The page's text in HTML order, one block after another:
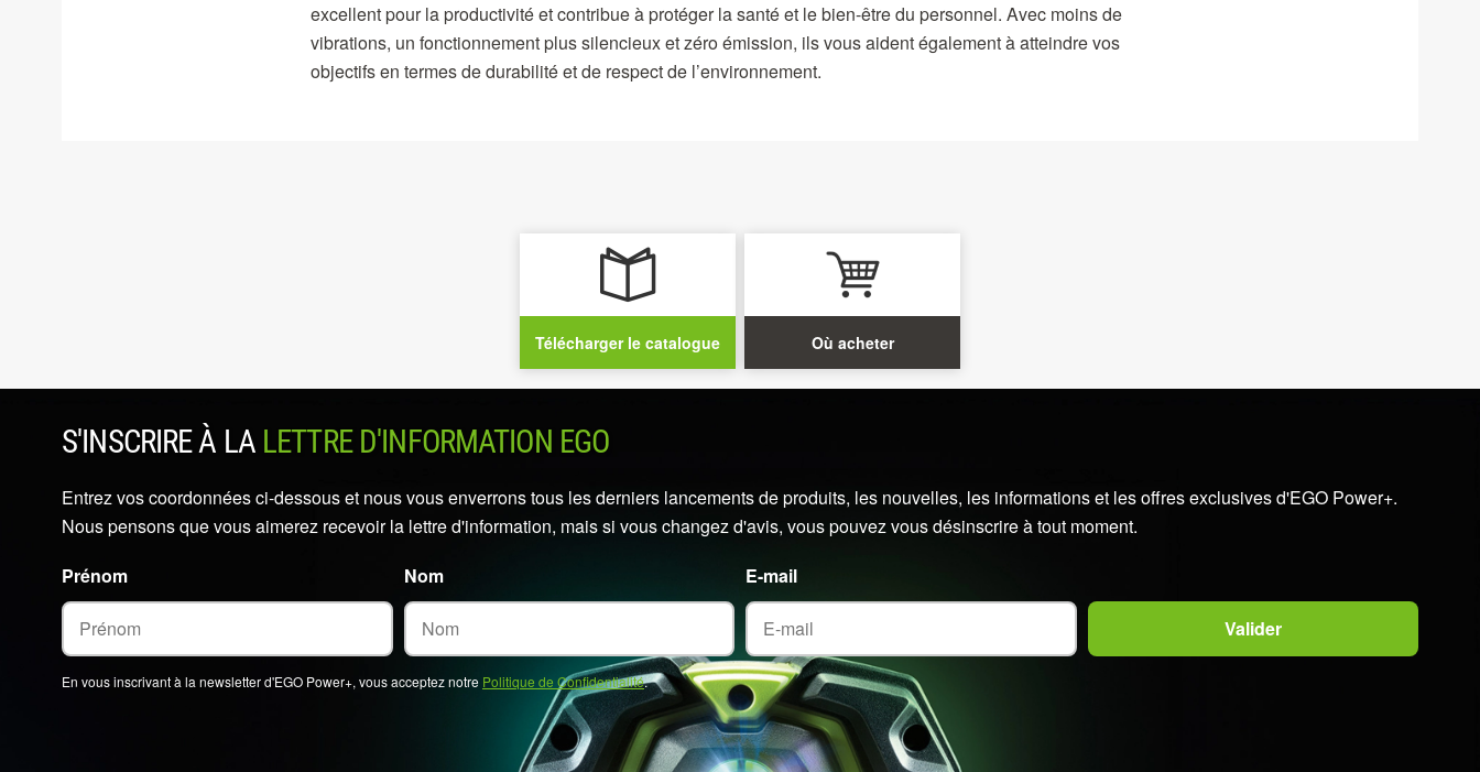
excellent pour la productivité et contribue à protéger la santé et le bien-être du personnel. Avec moins de
vibrations, un fonctionnement plus silencieux et zéro émission, ils vous aident également à atteindre vos
objectifs en termes de durabilité et de respect de l’environnement.
Télécharger le catalogue Où acheter
S'INSCRIRE À LA LETTRE D'INFORMATION EGO
Entrez vos coordonnées ci-dessous et nous vous enverrons tous les derniers lancements de produits, les nouvelles, les informations et les offres exclusives d'EGO Power+.
Nous pensons que vous aimerez recevoir la lettre d'information, mais si vous changez d'avis, vous pouvez vous désinscrire à tout moment.
E-mail
Prénom Nom
En vous inscrivant à la newsletter d'EGO Power+, vous acceptez notre Politique de Confidentialité.